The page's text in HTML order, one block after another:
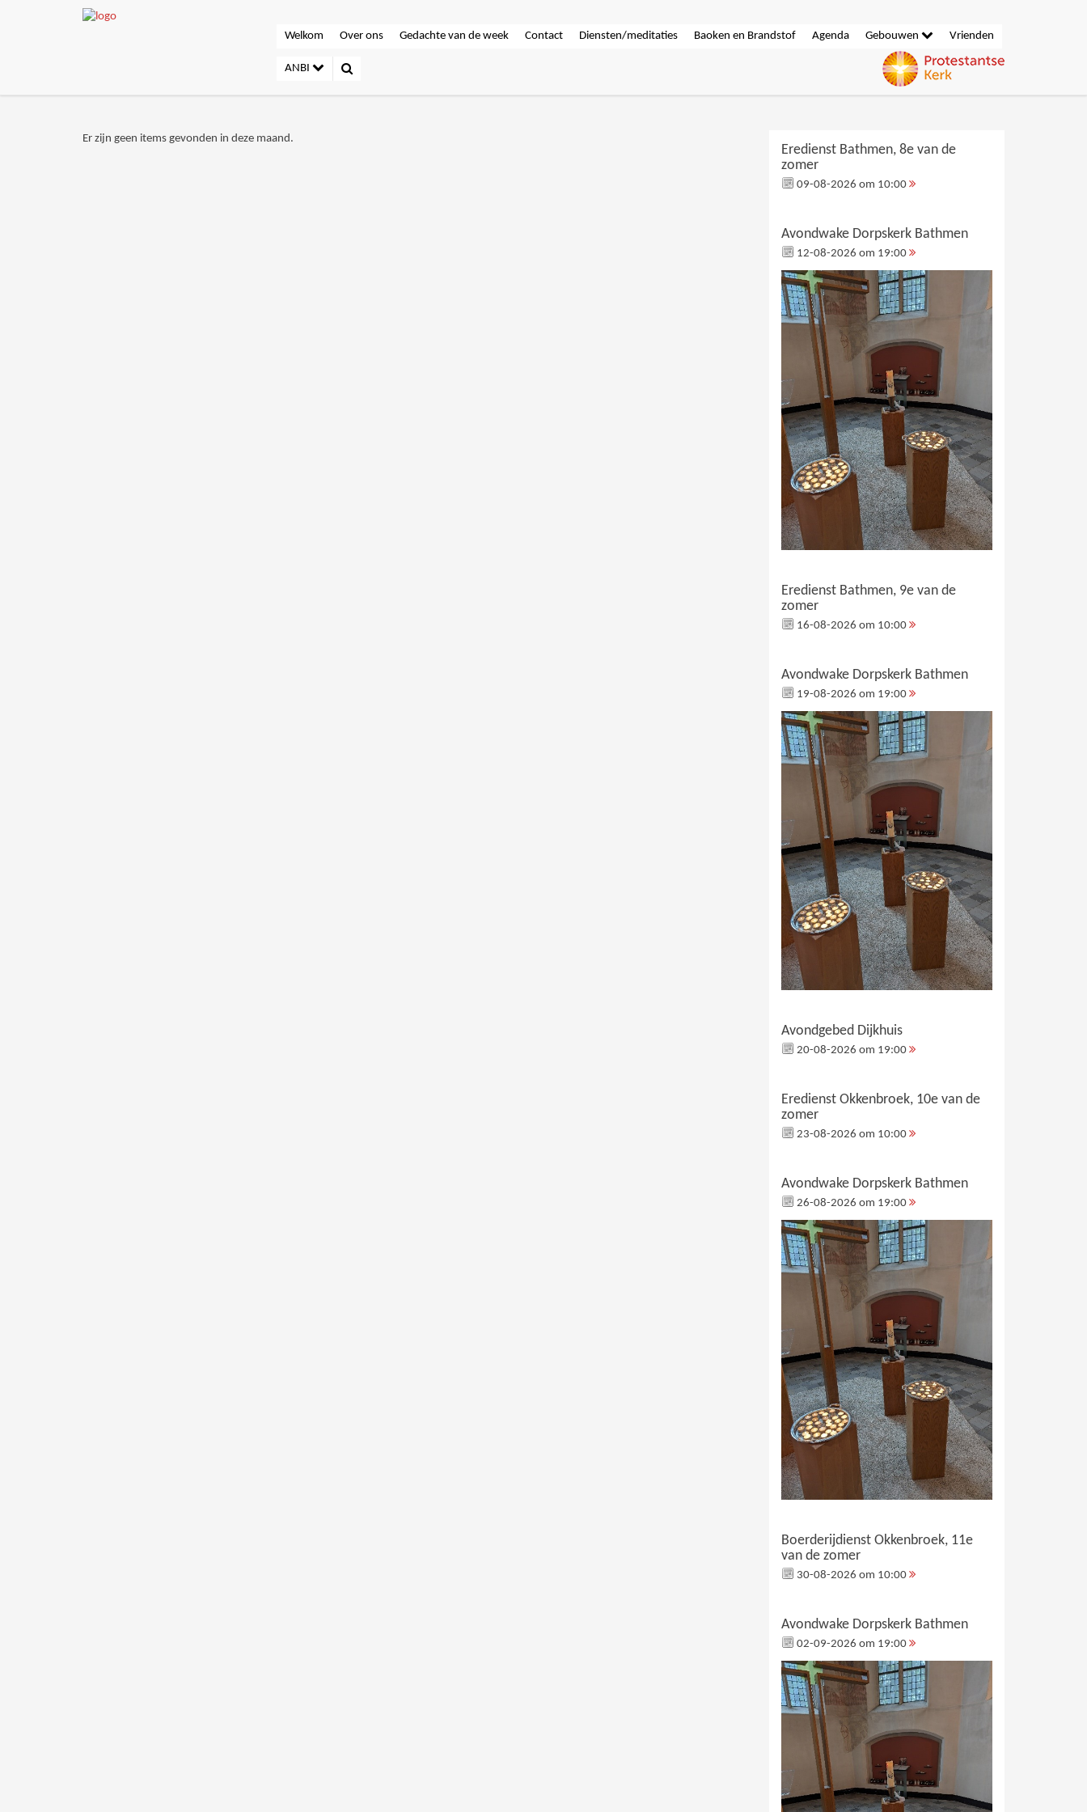
Welkom Over ons Gedachte van de week Contact Diensten/meditaties Baoken en Brandstof Agenda Gebouwen Vrienden
ANBI
Er zijn geen items gevonden in deze maand.
Eredienst Bathmen, 8e van de
zomer
09-08-2026 om 10:00
Avondwake Dorpskerk Bathmen
12-08-2026 om 19:00
Eredienst Bathmen, 9e van de
zomer
16-08-2026 om 10:00
Avondwake Dorpskerk Bathmen
19-08-2026 om 19:00
Avondgebed Dijkhuis
20-08-2026 om 19:00
Eredienst Okkenbroek, 10e van de
zomer
23-08-2026 om 10:00
Avondwake Dorpskerk Bathmen
26-08-2026 om 19:00
Boerderijdienst Okkenbroek, 11e
van de zomer
30-08-2026 om 10:00
Avondwake Dorpskerk Bathmen
02-09-2026 om 19:00